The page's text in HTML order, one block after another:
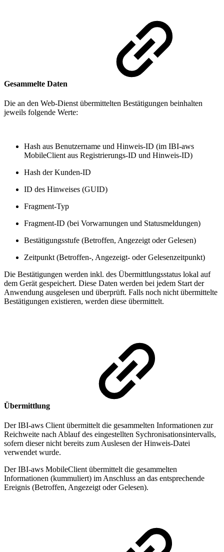
Gesammelte Daten
Die an den Web-Dienst übermittelten Bestätigungen beinhalten
jeweils folgende Werte:
Hash aus Benutzername und Hinweis-ID (im IBI-aws
MobileClient aus Registrierungs-ID und Hinweis-ID)
Hash der Kunden-ID
ID des Hinweises (GUID)
Fragment-Typ
Fragment-ID (bei Vorwarnungen und Statusmeldungen)
Bestätigungsstufe (Betroffen, Angezeigt oder Gelesen)
Zeitpunkt (Betroffen-, Angezeigt- oder Gelesenzeitpunkt)
Die Bestätigungen werden inkl. des Übermittlungsstatus lokal auf
dem Gerät gespeichert. Diese Daten werden bei jedem Start der
Anwendung ausgelesen und überprüft. Falls noch nicht übermittelte
Bestätigungen existieren, werden diese übermittelt.
Übermittlung
Der IBI-aws Client übermittelt die gesammelten Informationen zur
Reichweite nach Ablauf des eingestellten Sychronisationsintervalls,
sofern dieser nicht bereits zum Auslesen der Hinweis-Datei
verwendet wurde.
Der IBI-aws MobileClient übermittelt die gesammelten
Informationen (kummuliert) im Anschluss an das entsprechende
Ereignis (Betroffen, Angezeigt oder Gelesen).